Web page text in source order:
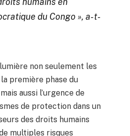
du Congo », a-t-
non seulement les
première phase du
aussi l’urgence de
de protection dans un
des droits humains
multiples risques